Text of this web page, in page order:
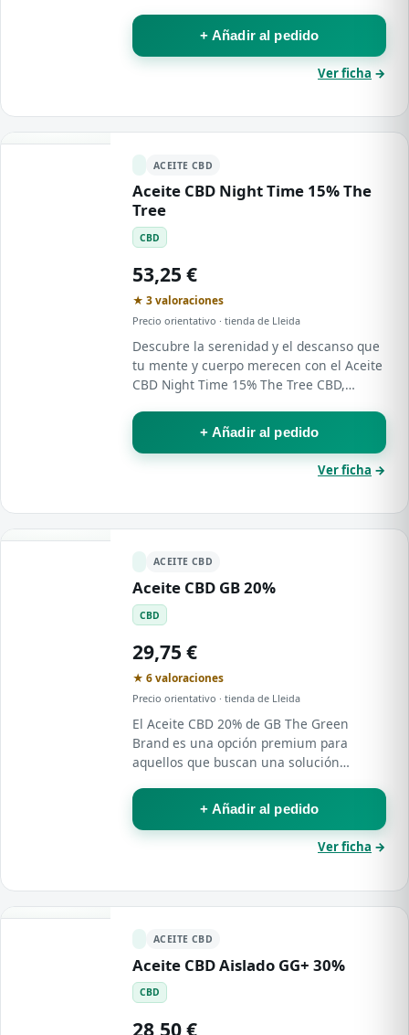
forma natural .
+ Añadir al pedido
Ver ficha →
ACEITE CBD
Aceite CBD Night Time 15% The
Tree
CBD
53,25 €
★ 3 valoraciones
Precio orientativo · tienda de Lleida
Descubre la serenidad y el descanso que
tu mente y cuerpo merecen con el Aceite
CBD Night Time 15% The Tree CBD,
tu rutina nocturna y promover un sueño
reparador…
+ Añadir al pedido
Ver ficha →
ACEITE CBD
Aceite CBD GB 20%
CBD
29,75 €
★ 6 valoraciones
Precio orientativo · tienda de Lleida
El Aceite CBD 20% de GB The Green
Brand es una opción premium para
aquellos que buscan una solución
bienestar .
+ Añadir al pedido
Ver ficha →
ACEITE CBD
Aceite CBD Aislado GG+ 30%
CBD
28,50 €